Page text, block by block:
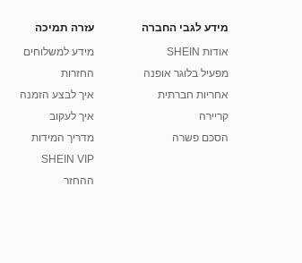
מידע לגבי החברה
אודות SHEIN
מפעיל בלוגר אופנה
אחריות חברתית
קריירה
הסכם פשרה
עזרה תמיכה
מידע למשלוחים
החזרות
איך לבצע הזמנה
איך לעקוב
מדריך המידות
SHEIN VIP
ההחזר